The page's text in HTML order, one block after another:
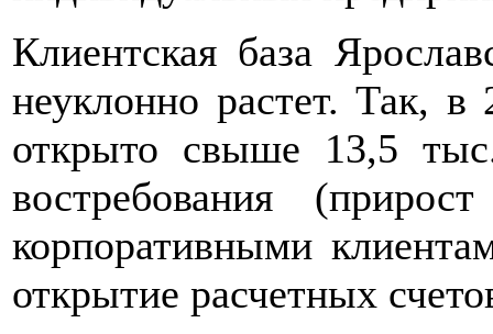
Клиентская база
неуклонно растет. Так,
открыто свыше 13,5
востребования
корпоративными
открытие расчетных